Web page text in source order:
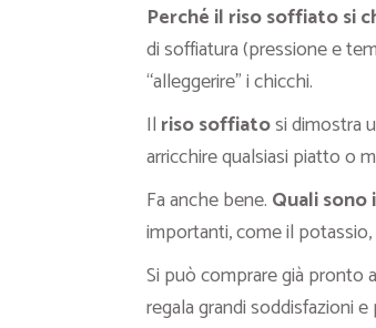
Perché il riso soffiato si
di soffiatura (pressione e
“alleggerire” i chicchi.
Il riso soffiatosi dimostra
arricchire qualsiasi piatto o
Fa anche bene. Quali
importanti, come il
Si può comprare già pronto
regala grandi soddisfazioni